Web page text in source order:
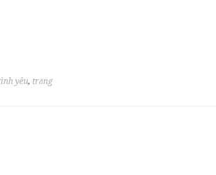
yêu, trăng